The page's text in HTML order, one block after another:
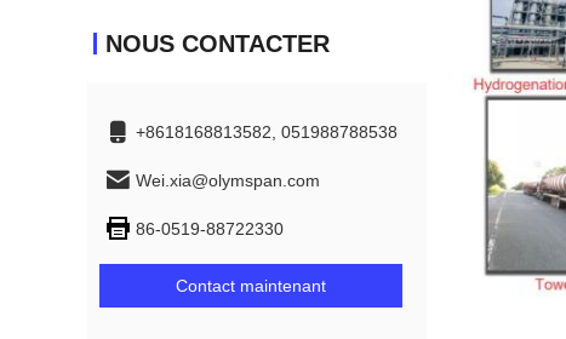
NOUS CONTACTER
+8618168813582, 051988788538
Wei.xia@olymspan.com
86-0519-88722330
Contact maintenant